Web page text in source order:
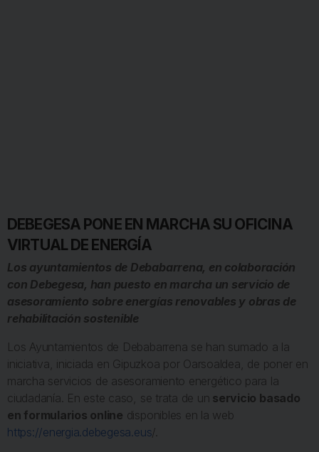
DEBEGESA PONE EN MARCHA SU OFICINA
VIRTUAL DE ENERGÍA
Los ayuntamientos de Debabarrena, en colaboración
con Debegesa, han puesto en marcha un servicio de
asesoramiento sobre energías renovables y obras de
rehabilitación sostenible
Los Ayuntamientos de Debabarrena se han sumado a la
iniciativa, iniciada en Gipuzkoa por Oarsoaldea, de poner en
marcha servicios de asesoramiento energético para la
ciudadanía. En este caso, se trata de un servicio basado
en formularios online disponibles en la web
https://energia.debegesa.eus/.